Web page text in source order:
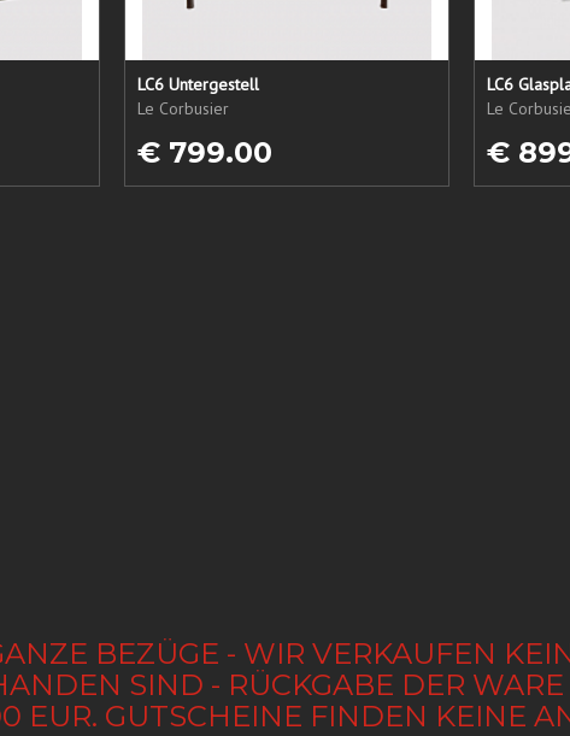
LC6 Untergestell
Le Corbusier
€ 799.00
LC6
Le
€
BEZÜGE - WIR VERKAUFEN
SIND - RÜCKGABE DER
EUR. GUTSCHEINE FINDEN KEINE